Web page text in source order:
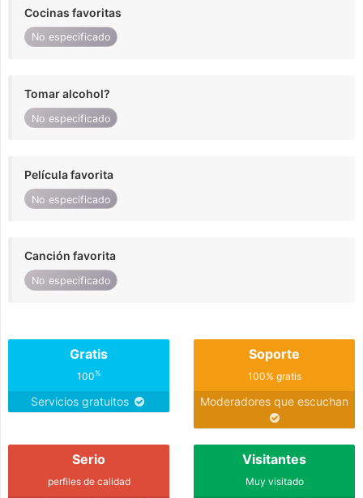
Cocinas favoritas
No especificado
Tomar alcohol?
No especificado
Película favorita
No especificado
Canción favorita
No especificado
Gratis
100%
Servicios gratuitos
Soporte
100% gratis
Moderadores que escuchan
Serio
perfiles de calidad
Visitantes
Muy visitado